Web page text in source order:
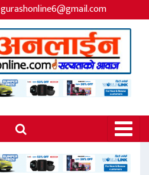
gurashonline6@gmail.com